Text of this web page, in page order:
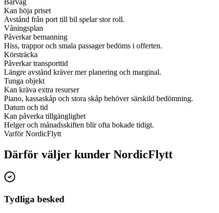
Bärväg
Kan höja priset
Avstånd från port till bil spelar stor roll.
Våningsplan
Påverkar bemanning
Hiss, trappor och smala passager bedöms i offerten.
Körsträcka
Påverkar transporttid
Längre avstånd kräver mer planering och marginal.
Tunga objekt
Kan kräva extra resurser
Piano, kassaskåp och stora skåp behöver särskild bedömning.
Datum och tid
Kan påverka tillgänglighet
Helger och månadsskiften blir ofta bokade tidigt.
Varför NordicFlytt
Därför väljer kunder NordicFlytt
Tydliga besked